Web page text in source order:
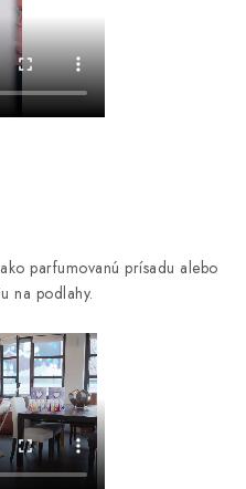
parfumovanú prísadu alebo
na podlahy.